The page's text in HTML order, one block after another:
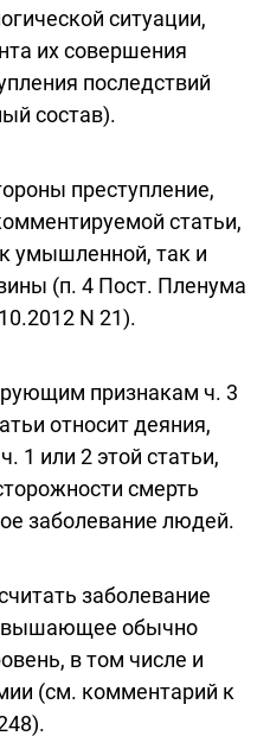
ситуации,
их совершения
последствий
состав).
преступление,
статьи,
умышленной, так и
(п. 4 Пост. Пленума
N 21).
признакам ч. 3
относит деяния,
1 или 2 этой статьи,
смерть
заболевание людей.
заболевание
обычно
в том числе и
(см. комментарий к